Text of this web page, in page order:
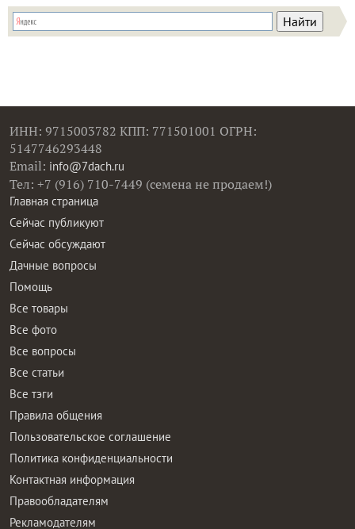
ИНН: 9715003782 КПП: 771501001 ОГРН:
5147746293448
Email: info@7dach.ru
Тел: +7 (916) 710-7449 (семена не продаем!)
Главная страница
Сейчас публикуют
Сейчас обсуждают
Дачные вопросы
Помощь
Все товары
Все фото
Все вопросы
Все статьи
Все тэги
Правила общения
Пользовательское соглашение
Политика конфиденциальности
Контактная информация
Правообладателям
Рекламодателям